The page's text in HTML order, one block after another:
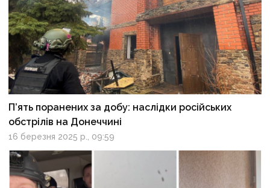
П’ять поранених за добу: наслідки російських
обстрілів на Донеччині
16 березня 2025 р., 09:59